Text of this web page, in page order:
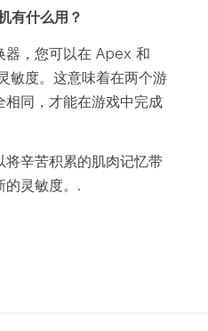
有什么用？
器，您可以在 Apex 和
敏度。这意味着在两个游
同，才能在游戏中完成
辛苦积累的肌肉记忆带
的灵敏度。.